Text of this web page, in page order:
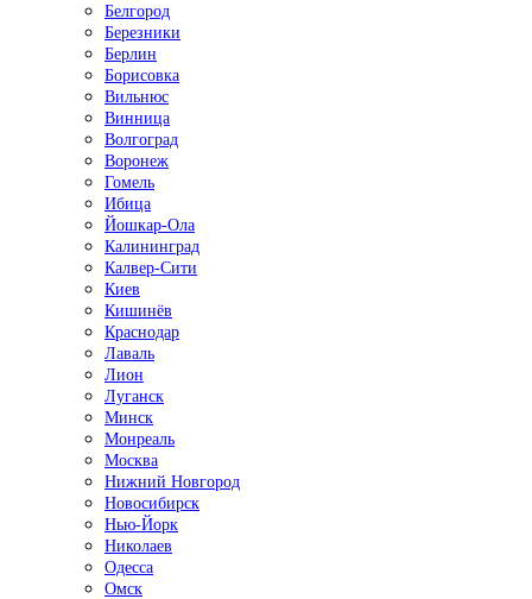
Белгород
Березники
Берлин
Борисовка
Вильнюс
Винница
Волгоград
Воронеж
Гомель
Ибица
Йошкар-Ола
Калининград
Калвер-Сити
Киев
Кишинёв
Краснодар
Лаваль
Лион
Луганск
Минск
Монреаль
Москва
Нижний Новгород
Новосибирск
Нью-Йорк
Николаев
Одесса
Омск